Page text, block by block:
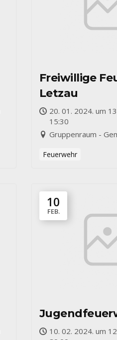
Freiwillige
Letzau
20. 01. 2024. um
15:30
Gruppenraum -
Feuerwehr
10
FEB.
10. 02. 2024. um